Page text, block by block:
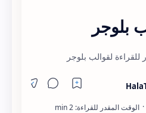
بلوجر
لقوالب بلوجر